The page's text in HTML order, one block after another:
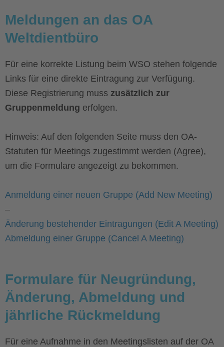
Meldungen an das OA
Weltdientbüro
Für eine korrekte Listung beim WSO stehen folgende
Links für eine direkte Eintragung zur Verfügung.
Diese Registrierung muss zusätzlich zur
Gruppenmeldung erfolgen.
Hinweis: Auf den folgenden Seite muss den OA-
Statuten für Meetings zugestimmt werden (Agree),
um die Formulare angezeigt zu bekommen.
Anmeldung einer neuen Gruppe (Add New Meeting)
–
Änderung bestehender Eintragungen (Edit A Meeting)
Abmeldung einer Gruppe (Cancel A Meeting)
Formulare für Neugründung,
Änderung, Abmeldung und
jährliche Rückmeldung
Für eine Aufnahme in den Meetingslisten auf der OA